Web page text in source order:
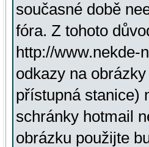
současné době
fóra. Z tohoto
http://www.nekde-
odkazy na
přístupná stanice)
schránky hotmail
obrázku použijte